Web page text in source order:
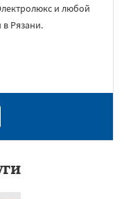
и любой
Рязани.